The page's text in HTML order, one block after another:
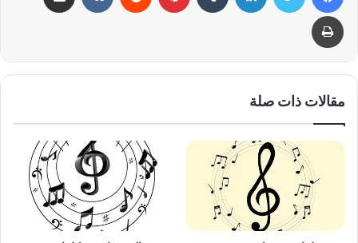
طباعة
مقالات ذات صلة